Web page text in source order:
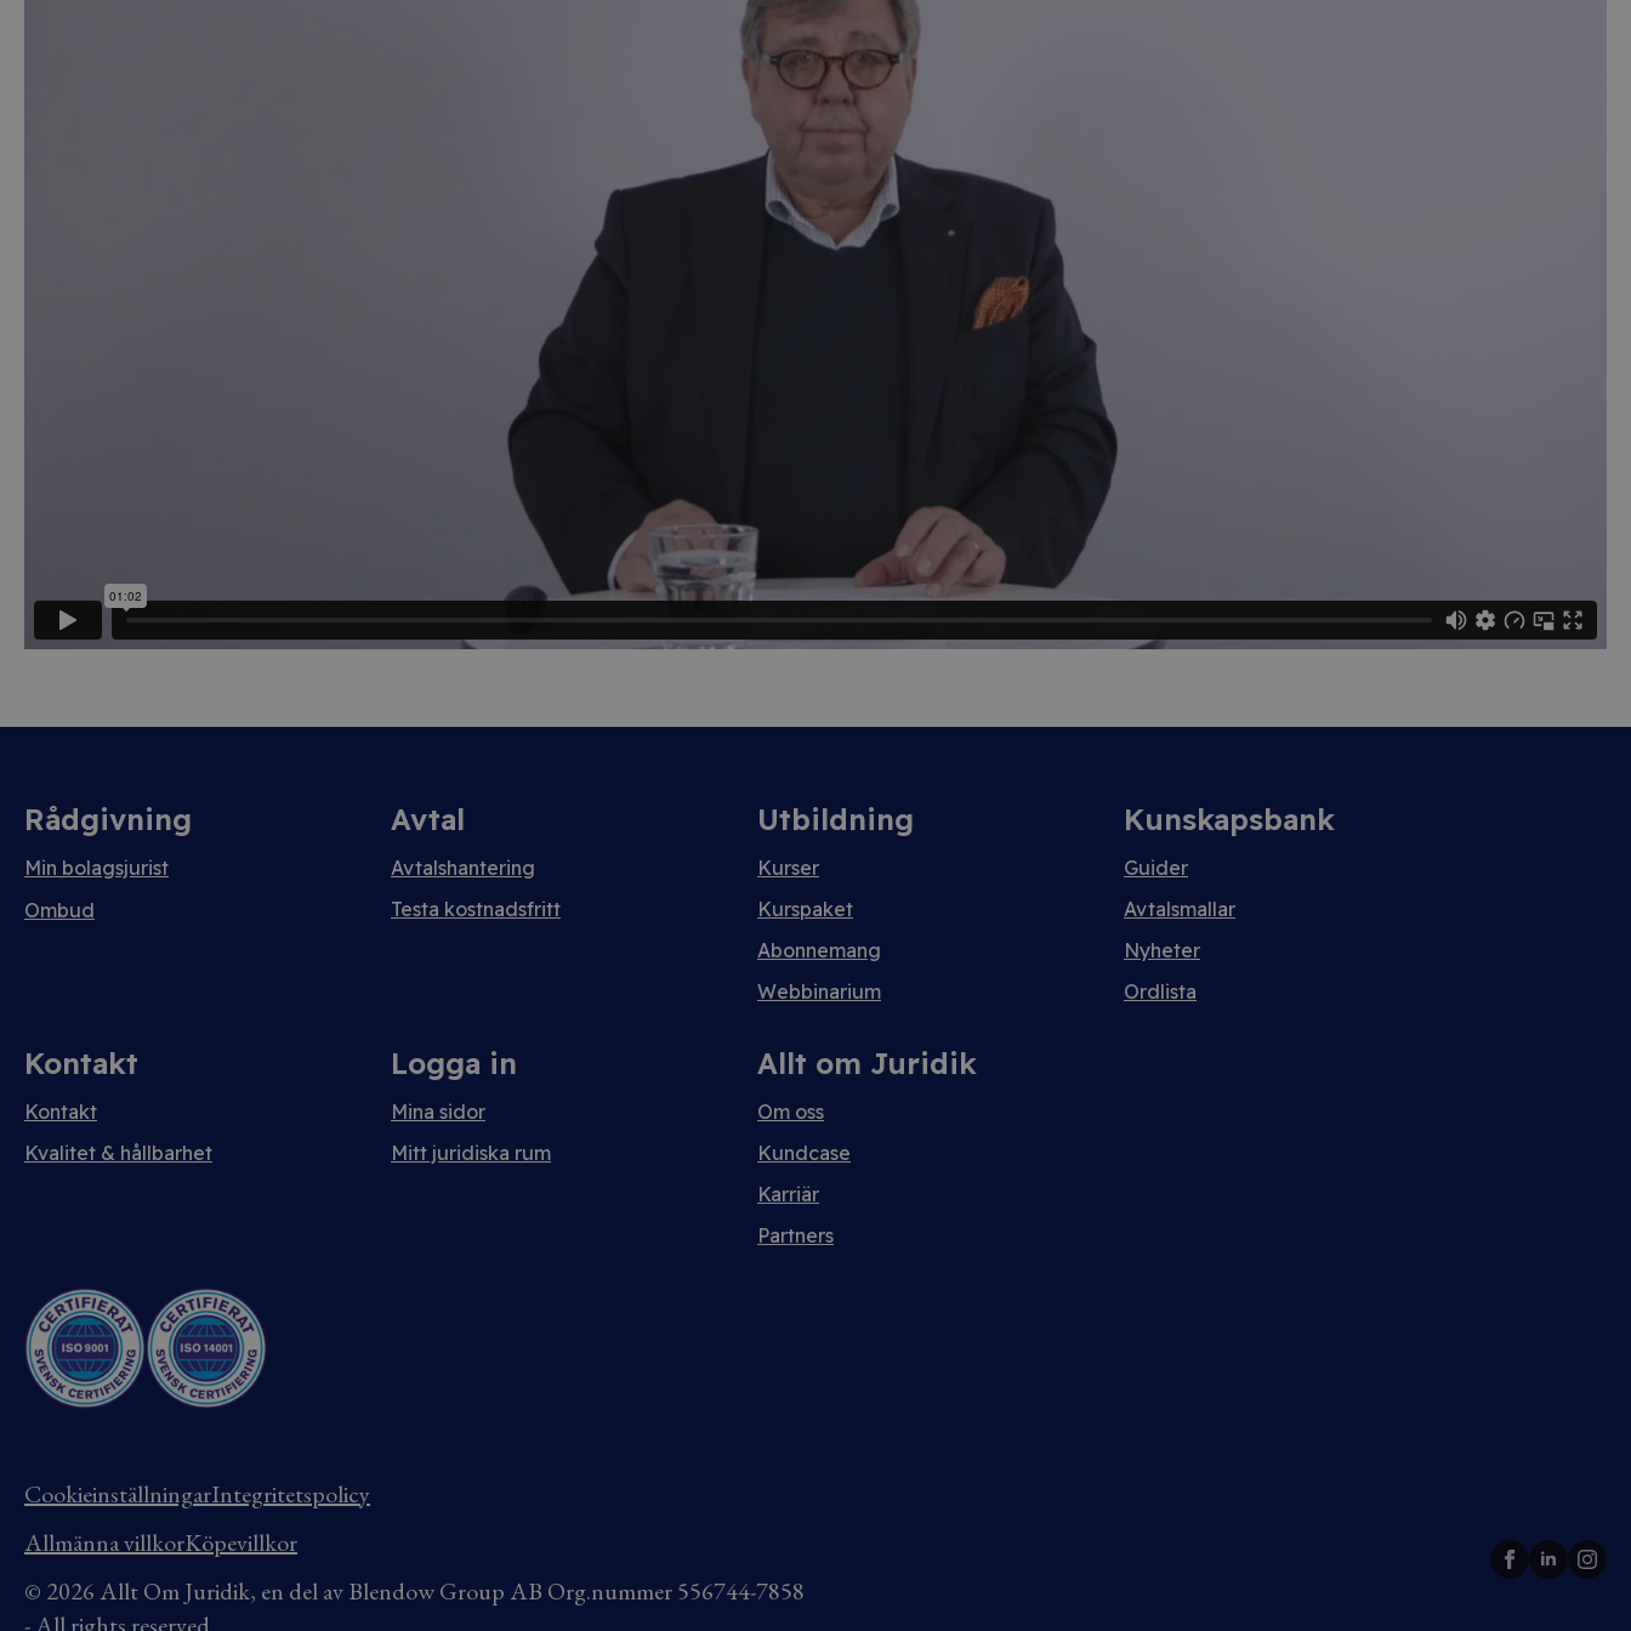
Rådgivning
Min bolagsjurist
Ombud
Avtal
Avtalshantering
Testa kostnadsfritt
Utbildning
Kurser
Kurspaket
Abonnemang
Webbinarium
Kunskapsbank
Guider
Avtalsmallar
Nyheter
Ordlista
Kontakt
Kontakt
Kvalitet & hållbarhet
Logga in
Mina sidor
Mitt juridiska rum
Allt om Juridik
Om oss
Kundcase
Karriär
Partners
CookieinställningarIntegritetspolicy
Allmänna villkorKöpevillkor
© 2026 Allt Om Juridik, en del av Blendow Group AB Org.nummer 556744-7858